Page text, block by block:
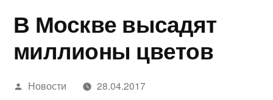
В Москве высадят
миллионы цветов
Написано
Новости 28.04.2017